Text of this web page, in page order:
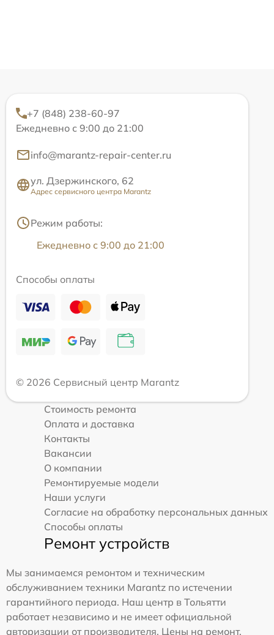
+7 (848) 238-60-97
Ежедневно с 9:00 до 21:00
info@marantz-repair-center.ru
ул. Дзержинского, 62
Адрес сервисного центра Marantz
Режим работы:
Ежедневно с 9:00 до 21:00
Способы оплаты
© 2026 Сервисный центр Marantz
Стоимость ремонта
Оплата и доставка
Контакты
Вакансии
О компании
Ремонтируемые модели
Наши услуги
Согласие на обработку персональных данных
Способы оплаты
Ремонт устройств
Мы занимаемся ремонтом и техническим
обслуживанием техники Marantz по истечении
гарантийного периода. Наш центр в Тольятти
работает независимо и не имеет официальной
авторизации от производителя. Цены на ремонт,